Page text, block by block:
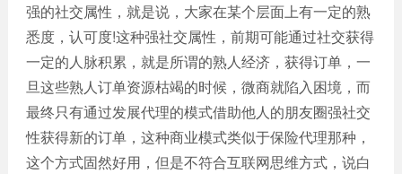
强的社交属性，就是说，大家在某个层面上有一定的熟
悉度，认可度!这种强社交属性，前期可能通过社交获得
一定的人脉积累，就是所谓的熟人经济，获得订单，一
旦这些熟人订单资源枯竭的时候，微商就陷入困境，而
最终只有通过发展代理的模式借助他人的朋友圈强社交
性获得新的订单，这种商业模式类似于保险代理那种，
这个方式固然好用，但是不符合互联网思维方式，说白